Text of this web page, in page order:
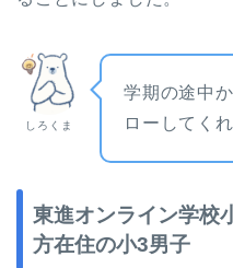
しろくま
学期の途中
ローしてく
東進オンライン学校
方在住の小3男子